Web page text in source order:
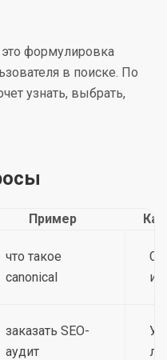
формулировка
в поиске. По
узнать, выбрать,
Пример
что такое
canonical
заказать SEO-
аудит